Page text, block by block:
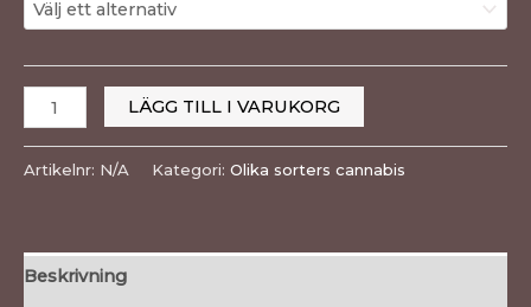
LÄGG TILL I VARUKORG
Artikelnr: N/A Kategori: Olika sorters cannabis
Beskrivning